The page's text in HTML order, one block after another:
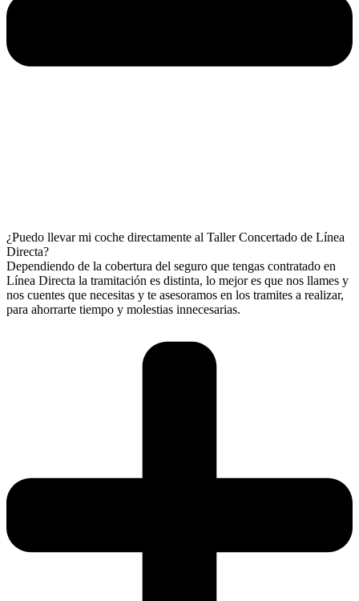
¿Puedo llevar mi coche directamente al Taller Concertado de Línea
Directa?
Dependiendo de la cobertura del seguro que tengas contratado en
Línea Directa la tramitación es distinta, lo mejor es que nos llames y
nos cuentes que necesitas y te asesoramos en los tramites a realizar,
para ahorrarte tiempo y molestias innecesarias.